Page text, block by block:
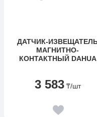
ДАТЧИК-
МАГНИТНО-
КОНТАКТНЫЙ DAHUA
3 583 ₸/шт